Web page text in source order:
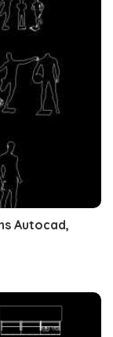
Autocad,